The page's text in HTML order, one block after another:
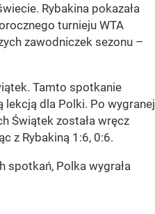
Rybakina pokazała
turnieju WTA
zawodniczek sezonu –
Tamto spotkanie
lekcją dla Polki. Po wygranej
Świątek została wręcz
z Rybakiną 1:6, 0:6.
spotkań, Polka wygrała